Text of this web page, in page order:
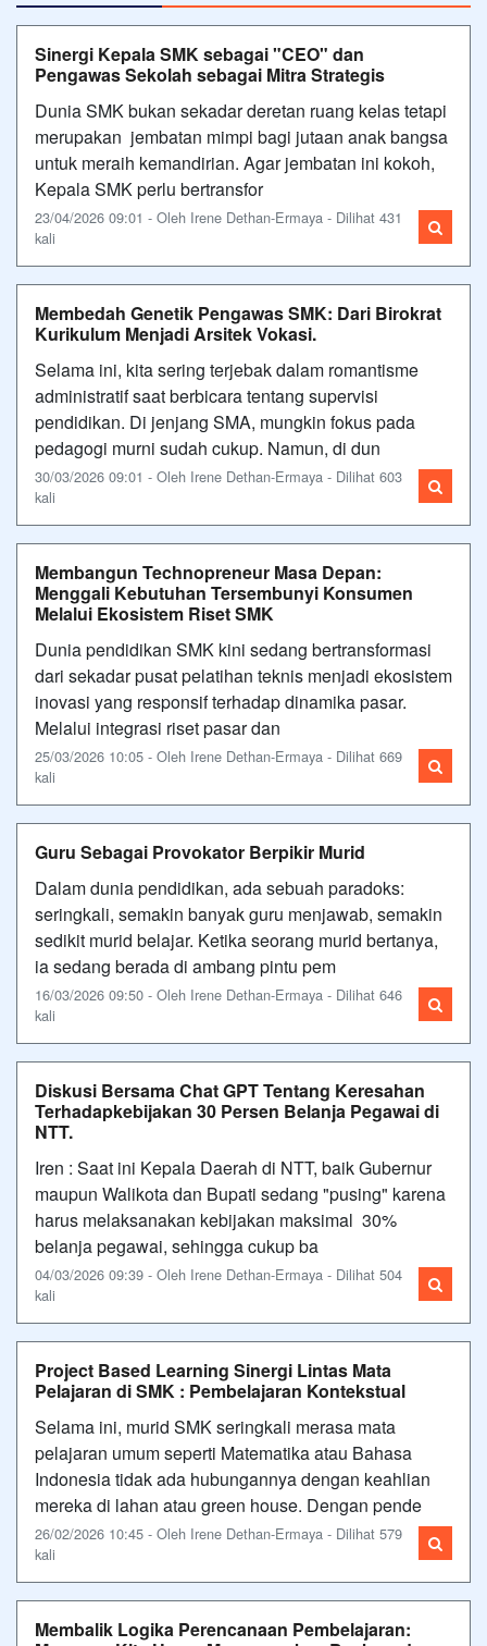
Sinergi Kepala SMK sebagai "CEO" dan
Pengawas Sekolah sebagai Mitra Strategis
Dunia SMK bukan sekadar deretan ruang kelas tetapi
merupakan jembatan mimpi bagi jutaan anak bangsa
untuk meraih kemandirian. Agar jembatan ini kokoh,
Kepala SMK perlu bertransfor
23/04/2026 09:01 - Oleh Irene Dethan-Ermaya - Dilihat 431
kali
Membedah Genetik Pengawas SMK: Dari Birokrat
Kurikulum Menjadi Arsitek Vokasi.
Selama ini, kita sering terjebak dalam romantisme
administratif saat berbicara tentang supervisi
pendidikan. Di jenjang SMA, mungkin fokus pada
pedagogi murni sudah cukup. Namun, di dun
30/03/2026 09:01 - Oleh Irene Dethan-Ermaya - Dilihat 603
kali
Membangun Technopreneur Masa Depan:
Menggali Kebutuhan Tersembunyi Konsumen
Melalui Ekosistem Riset SMK
Dunia pendidikan SMK kini sedang bertransformasi
dari sekadar pusat pelatihan teknis menjadi ekosistem
inovasi yang responsif terhadap dinamika pasar.
Melalui integrasi riset pasar dan
25/03/2026 10:05 - Oleh Irene Dethan-Ermaya - Dilihat 669
kali
Guru Sebagai Provokator Berpikir Murid
Dalam dunia pendidikan, ada sebuah paradoks:
seringkali, semakin banyak guru menjawab, semakin
sedikit murid belajar. Ketika seorang murid bertanya,
ia sedang berada di ambang pintu pem
16/03/2026 09:50 - Oleh Irene Dethan-Ermaya - Dilihat 646
kali
Diskusi Bersama Chat GPT Tentang Keresahan
Terhadapkebijakan 30 Persen Belanja Pegawai di
NTT.
Iren : Saat ini Kepala Daerah di NTT, baik Gubernur
maupun Walikota dan Bupati sedang "pusing" karena
harus melaksanakan kebijakan maksimal 30%
belanja pegawai, sehingga cukup ba
04/03/2026 09:39 - Oleh Irene Dethan-Ermaya - Dilihat 504
kali
Project Based Learning Sinergi Lintas Mata
Pelajaran di SMK : Pembelajaran Kontekstual
Selama ini, murid SMK seringkali merasa mata
pelajaran umum seperti Matematika atau Bahasa
Indonesia tidak ada hubungannya dengan keahlian
mereka di lahan atau green house. Dengan pende
26/02/2026 10:45 - Oleh Irene Dethan-Ermaya - Dilihat 579
kali
Membalik Logika Perencanaan Pembelajaran: